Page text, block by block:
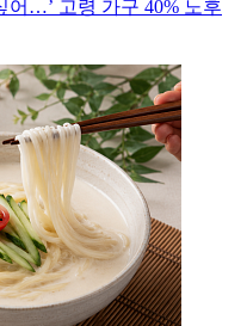
어…’ 고령 가구 40% 노후